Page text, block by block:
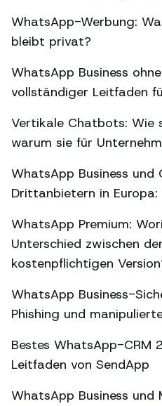
WhatsApp-Werbung:
bleibt privat?
WhatsApp Business
vollständiger Leitfaden
Vertikale Chatbots: Wie
warum sie für
WhatsApp Business
Drittanbietern in
WhatsApp Premium:
Unterschied zwischen
kostenpflichtigen
WhatsApp Business-
Phishing und
Bestes WhatsApp-CRM
Leitfaden von SendApp
WhatsApp Business und